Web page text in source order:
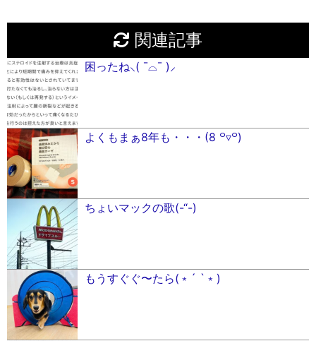
関連記事
困ったね⸜( ¯⌓¯ )⸝
よくもまぁ8年も・・・(8 ꒪▿꒪)
ちょいマックの歌(-“-)
もうすぐぐ〜たら(﹡´ `﹡)